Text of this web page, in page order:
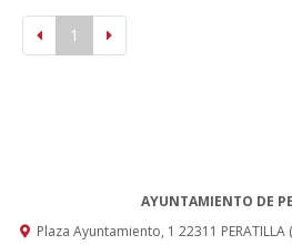
1
AYUNTAMIENTO DE
Plaza Ayuntamiento, 1 22311 PERATILLA